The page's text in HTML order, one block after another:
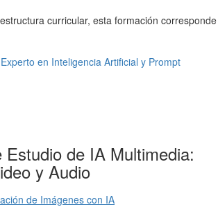
curricular, esta formación corresponde
Experto en Inteligencia Artificial y Prompt
Estudio de IA Multimedia:
y Audio
de Imágenes con IA